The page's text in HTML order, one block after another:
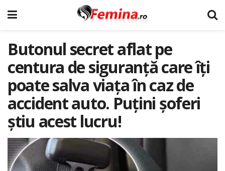
Butonul secret aflat pe
centura de siguranţă care îţi
poate salva viaţa în caz de
accident auto. Puţini şoferi
ştiu acest lucru!